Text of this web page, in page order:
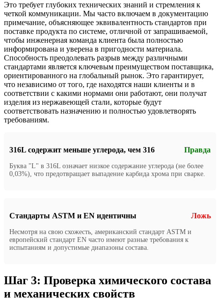
Это требует глубоких технических знаний и стремления к
четкой коммуникации. Мы часто включаем в документацию
примечание, объясняющее эквивалентность стандартов при
поставке продукта по системе, отличной от запрашиваемой,
чтобы инженерная команда клиента была полностью
информирована и уверена в пригодности материала.
Способность преодолевать разрыв между различными
стандартами является ключевым преимуществом поставщика,
ориентированного на глобальный рынок. Это гарантирует,
что независимо от того, где находятся наши клиенты и в
соответствии с какими нормами они работают, они получат
изделия из нержавеющей стали, которые будут
соответствовать назначению и полностью удовлетворять
требованиям.
316L содержит меньше углерода, чем 316 Правда
Буква "L" в 316L означает низкое содержание углерода (не более
0,03%), что предотвращает выпадение карбида хрома при сварке.
Стандарты ASTM и EN идентичны Ложь
Несмотря на свою схожесть, американский стандарт ASTM и
европейский стандарт EN часто имеют разные требования к
испытаниям и допустимые диапазоны состава.
Шаг 3: Проверка химического состава
и механических свойств